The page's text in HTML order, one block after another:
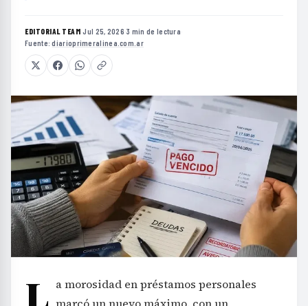
EDITORIAL TEAM·Jul 25, 2026·3 min de lectura·
Fuente:diarioprimeralinea.com.ar
L a morosidad en préstamos personales